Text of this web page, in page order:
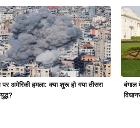
पर अमेरिकी हमला: क्या शुरू हो गया तीसरा
बंगाल